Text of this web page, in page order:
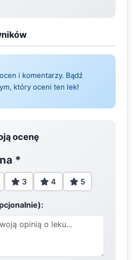
i komentarzy. Bądź
który oceni ten lek!
ocenę
*
3 4 5